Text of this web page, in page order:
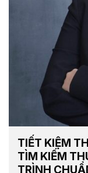
TIẾT KIỆM
TÌM KIẾM
TRÌNH